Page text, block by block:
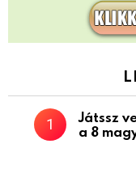
Játssz
a 8